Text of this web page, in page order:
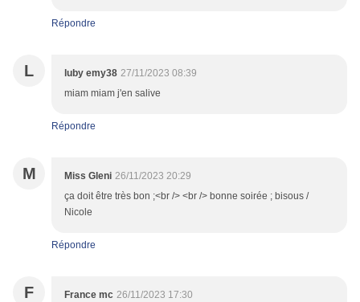
Répondre
L luby emy38 27/11/2023 08:39
miam miam j'en salive
Répondre
M Miss Gleni 26/11/2023 20:29
ça doit être très bon ;<br /> <br /> bonne soirée ; bisous /
Nicole
Répondre
F France mc 26/11/2023 17:30